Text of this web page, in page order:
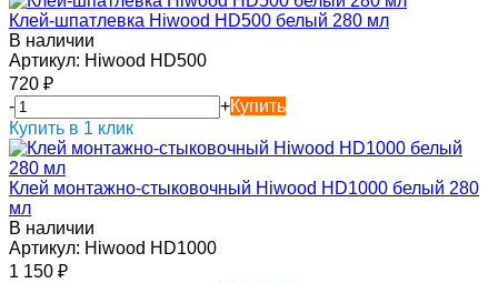
Клей-шпатлевка Hiwood HD500 белый 280 мл
В наличии
Артикул: Hiwood HD500
720 ₽
-
+Купить
Купить в 1 клик
Клей монтажно-стыковочный Hiwood HD1000 белый 280
мл
В наличии
Артикул: Hiwood HD1000
1 150 ₽